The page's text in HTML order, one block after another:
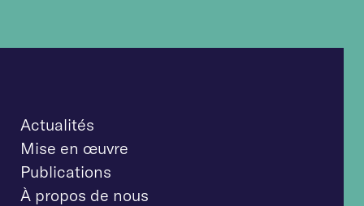
Actualités
Mise en œuvre
Publications
À propos de nous